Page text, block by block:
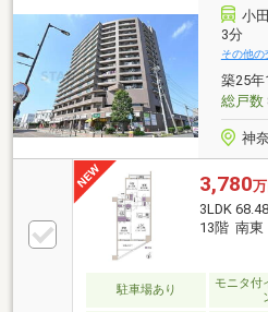
住環境も魅力です■小田急
分フラットアプローチ
小
3分
その他の
築25
総戸数
神
3,780
3LDK
13階 南東
駐車場あり
モニタ付